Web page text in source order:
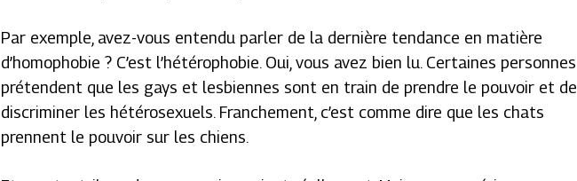
Par exemple, avez-vous entendu parler de la dernière tendance en matière
d’homophobie ? C’est l’hétérophobie. Oui, vous avez bien lu. Certaines personnes
prétendent que les gays et lesbiennes sont en train de prendre le pouvoir et de
discriminer les hétérosexuels. Franchement, c’est comme dire que les chats
prennent le pouvoir sur les chiens.